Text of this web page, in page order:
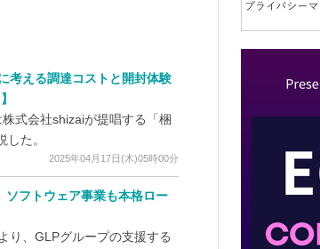
考える調達コストと開封体験
式会社shizaiが提唱する「梱
た。
2025年04月17日(木)05時00分
フトウェア事業も本格ロー
り、GLPグループの支援する